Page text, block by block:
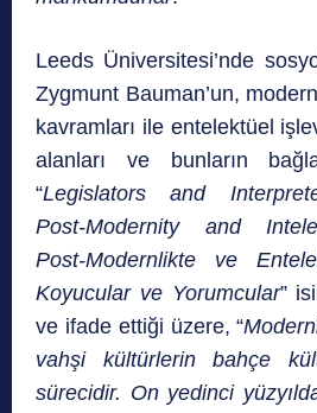
Leeds Üniversitesi’nde
Zygmunt Bauman’un,
kavramları ile entelektüel
alanları ve bunların
“Legislators and
Post-Modernity and
Post-Modernlikte ve
Koyucular ve Yorumcular”
ve ifade ettiği üzere, “
vahşi kültürlerin bahçe
sürecidir. On yedinci